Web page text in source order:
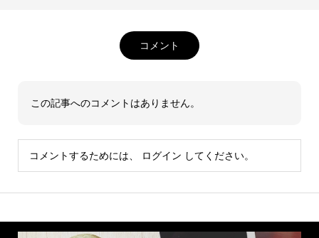
コメント
この記事へのコメントはありません。
コメントするためには、 ログイン してください。